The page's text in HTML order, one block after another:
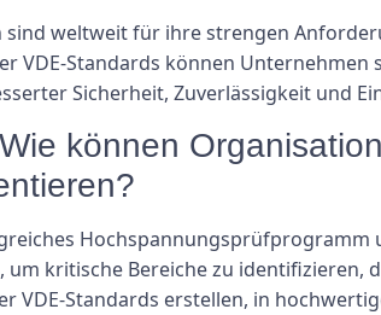
sind weltweit für ihre strengen
VDE-Standards können
Sicherheit, Zuverlässigkeit und
können
Hochspannungsprüfprogramm
kritische Bereiche zu identifizieren,
VDE-Standards erstellen, in